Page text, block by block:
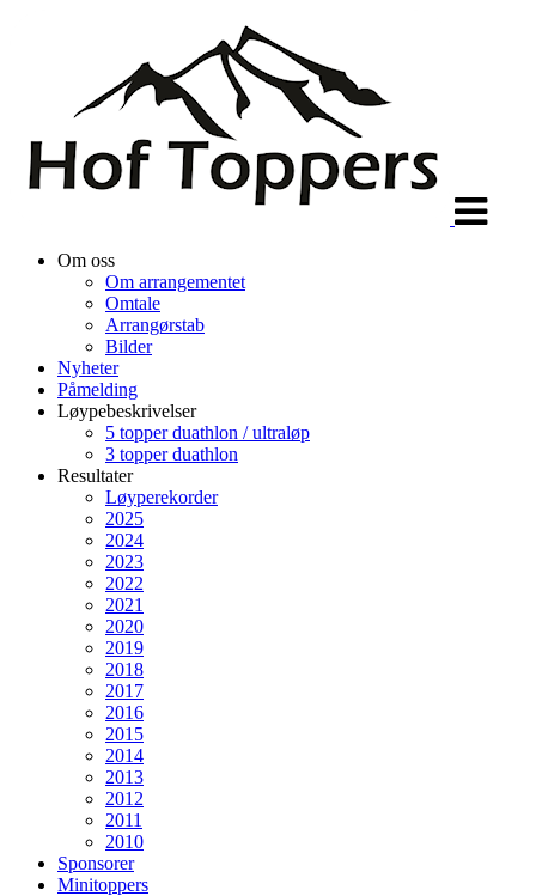
Om oss
Om arrangementet
Omtale
Arrangørstab
Bilder
Nyheter
Påmelding
Løypebeskrivelser
5 topper duathlon / ultraløp
3 topper duathlon
Resultater
Løyperekorder
2025
2024
2023
2022
2021
2020
2019
2018
2017
2016
2015
2014
2013
2012
2011
2010
Sponsorer
Minitoppers